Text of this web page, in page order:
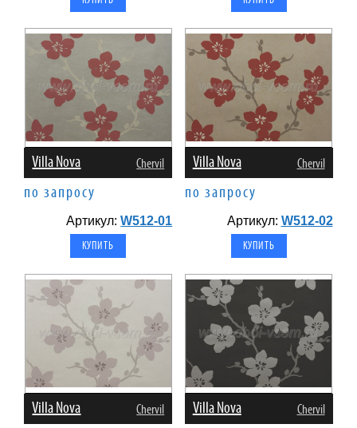
Villa Nova Chervil
по запросу
Артикул:W512-01
Villa Nova Chervil
по запросу
Артикул: W512-02
Villa Nova Chervil Villa Nova Chervil